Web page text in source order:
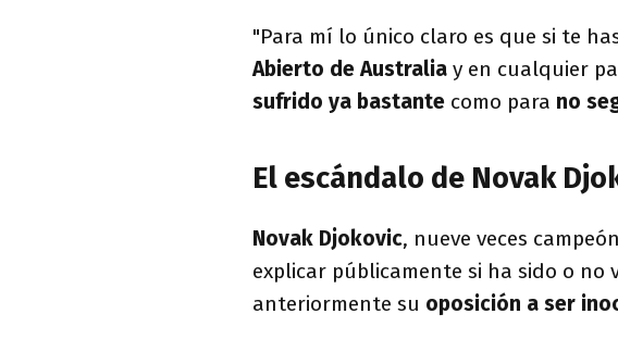
"Para mí lo único claro es que si te
Abierto de Australia y en cualquier
sufrido ya bastante como para no
El escándalo de Novak
Novak Djokovic, nueve veces
explicar públicamente si ha sido o no
anteriormente su oposición a ser